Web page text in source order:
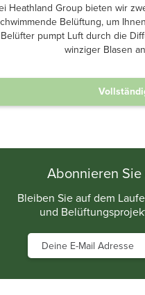
Heathland Group bieten wir
Belüftung, um
pumpt Luft durch die
winziger Blasen
Abonnieren
Bleiben Sie auf dem
und